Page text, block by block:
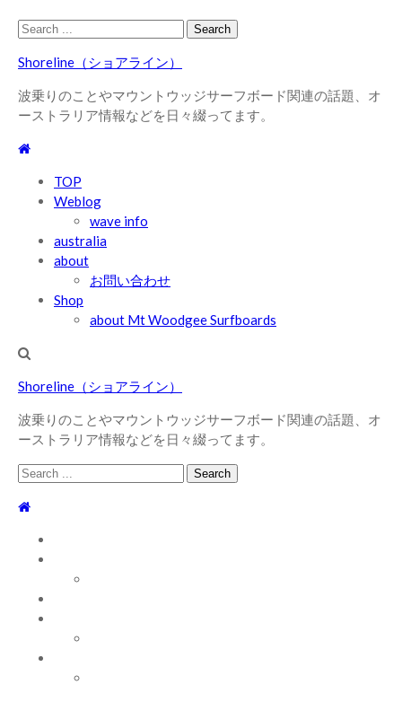
Skip
navigation
Skip
content
Search
Shoreline（ショアライン）
波乗りのことやマウントウッジサーフボード関連の話題、オ
ーストラリア情報などを日々綴ってます。
TOP
Weblog
wave info
australia
about
お問い合わせ
Shop
about Mt Woodgee Surfboards
Shoreline（ショアライン）
波乗りのことやマウントウッジサーフボード関連の話題、オ
ーストラリア情報などを日々綴ってます。
Search